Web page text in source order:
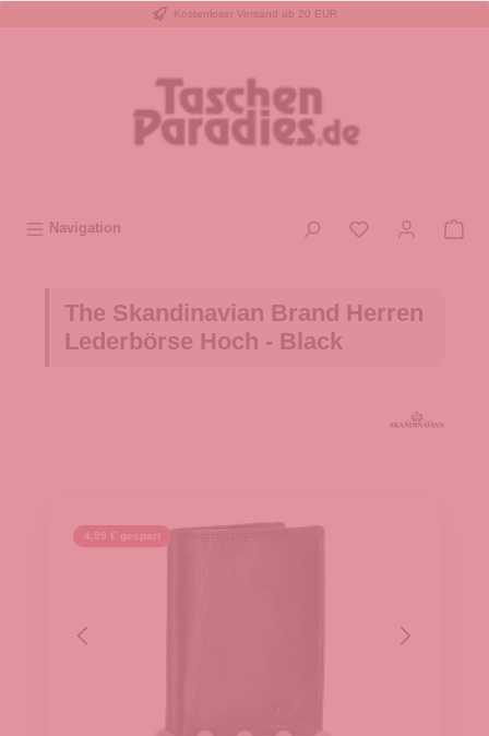
Kostenloser Versand ab 20 EUR
Navigation
The Skandinavian Brand Herren
Lederbörse Hoch - Black
4,99 € gespart